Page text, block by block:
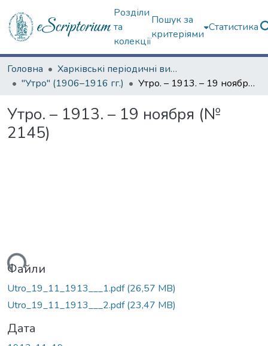
Розділи
та
колекції
Пошук за
критеріями
Статистика
Головна
Харківські періодичні видання
"Утро" (1906–1916 гг.)
Утро. – 1913. – 19 ноября (№ 2145)
Утро. – 1913. – 19 ноября (№
2145)
Файли
Utro_19_11_1913___1.pdf(26,57 MB)
Utro_19_11_1913___2.pdf(23,47 MB)
Дата